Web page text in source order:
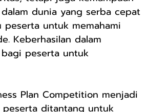
dunia yang serba cepat
untuk memahami
Keberhasilan dalam
peserta untuk
Plan Competition menjadi
peserta ditantang untuk